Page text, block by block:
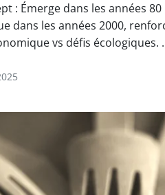
: Émerge dans les années
dans les années 2000,
vs défis écologiques.